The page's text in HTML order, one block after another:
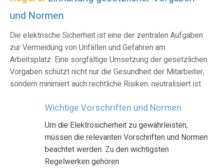
und Normen
Die elektrische Sicherheit ist eine der zentralen Aufgaben
zur Vermeidung von Unfällen und Gefahren am
Arbeitsplatz. Eine sorgfältige Umsetzung der gesetzlichen
Vorgaben schützt nicht nur die Gesundheit der Mitarbeiter,
sondern minimiert auch rechtliche Risiken. neutralisiert ist.
Wichtige Vorschriften und Normen
Um die Elektrosicherheit zu gewährleisten,
müssen die relevanten Vorschriften und Normen
beachtet werden. Zu den wichtigsten
Regelwerken gehören